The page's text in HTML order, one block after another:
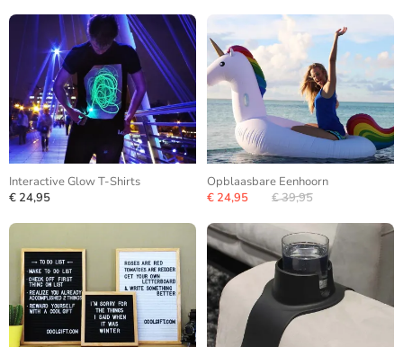
Interactive Glow T-Shirts
€ 24,95
Opblaasbare Eenhoorn
€ 24,95
€ 39,95